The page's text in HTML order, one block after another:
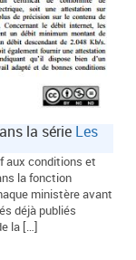
la série Les
aux conditions et
la fonction
ministère avant
déjà publiés
la […]